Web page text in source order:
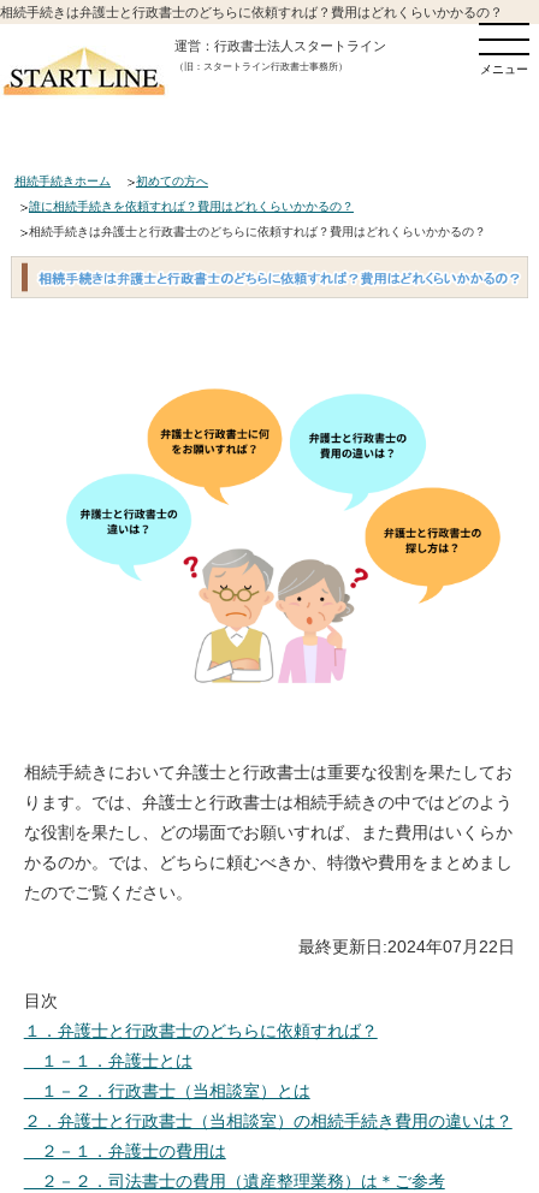
相続手続きは弁護士と行政書士のどちらに依頼すれば？費用はどれくらいかかるの？
運営：行政書士法人スタートライン
（旧：スタートライン行政書士事務所） メニュー
相続手続きホーム
初めての方へ
誰に相続手続きを依頼すれば？費用はどれくらいかかるの？
相続手続きは弁護士と行政書士のどちらに依頼すれば？費用はどれくらいかかるの？
相続手続きにおいて弁護士と行政書士は重要な役割を果たしてお
ります。では、弁護士と行政書士は相続手続きの中ではどのよう
な役割を果たし、どの場面でお願いすれば、また費用はいくらか
かるのか。では、どちらに頼むべきか、特徴や費用をまとめまし
たのでご覧ください。
最終更新日:2024年07月22日
目次
１．弁護士と行政書士のどちらに依頼すれば？
１－１．弁護士とは
１－２．行政書士（当相談室）とは
２．弁護士と行政書士（当相談室）の相続手続き費用の違いは？
２－１．弁護士の費用は
２－２．司法書士の費用（遺産整理業務）は＊ご参考